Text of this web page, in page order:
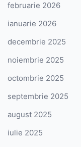
februarie 2026
ianuarie 2026
decembrie 2025
noiembrie 2025
octombrie 2025
septembrie 2025
august 2025
iulie 2025